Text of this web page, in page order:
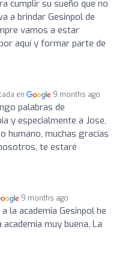
cumplir su sueño que no
a brindar Gesinpol de
vamos a estar
aquí y formar parte de
en 9 months ago
palabras de
y especialmente a Jose,
humano, muchas gracias
te estaré
9 months ago
la academia Gesinpol he
muy buena. La